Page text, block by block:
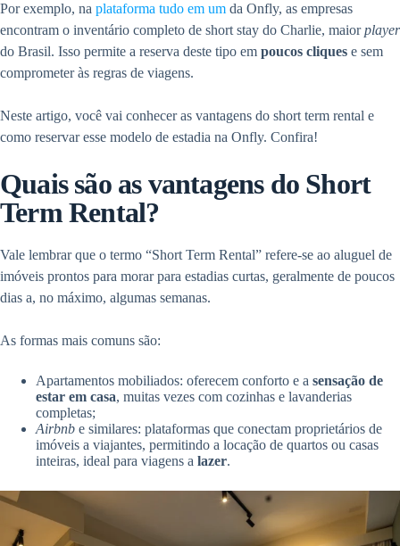
Por exemplo, na plataforma tudo em um da Onfly, as empresas
encontram o inventário completo de short stay do Charlie, maiorplayer
do Brasil. Isso permite a reserva deste tipo em poucos cliques e sem
comprometer às regras de viagens.
Neste artigo, você vai conhecer as vantagens do short term rental e
como reservar esse modelo de estadia na Onfly. Confira!
Quais são as vantagens do Short
Term Rental?
Vale lembrar que o termo “Short Term Rental” refere-se ao aluguel de
imóveis prontos para morar para estadias curtas, geralmente de poucos
dias a, no máximo, algumas semanas.
As formas mais comuns são:
Apartamentos mobiliados: oferecem conforto e a sensação de
estar em casa, muitas vezes com cozinhas e lavanderias
completas;
Airbnb e similares: plataformas que conectam proprietários de
imóveis a viajantes, permitindo a locação de quartos ou casas
inteiras, ideal para viagens a lazer.